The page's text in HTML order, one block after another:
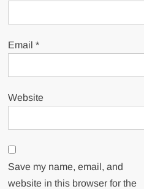
Email*
Website
Save my name, email, and
website in this browser for the